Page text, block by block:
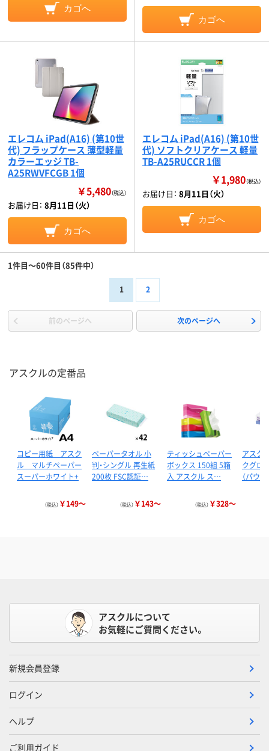
カゴへ
カゴへ
エレコム iPad(A16) (第10世
代) フラップケース 薄型軽量
カラーエッジ TB-
A25RWVFCGB 1個
￥5,480（税込）
お届け日： 8月11日（火）
カゴへ
エレコム iPad(A16) (第10世
代) ソフトクリアケース 軽量
TB-A25RUCCR 1個
￥1,980（税込）
お届け日： 8月11日（火）
カゴへ
1件目～60件目（85件中）
1 2
前のページへ 次のページへ
アスクルの定番品
コピー用紙 アスク
ル マルチペーパー
スーパーホワイト+
（税込） ￥149～
ペーパータオル 小
判・シングル 再生紙
200枚 FSC認証…
（税込） ￥143～
ティッシュペーパー
ボックス 150組 5箱
入 アスクル ス…
（税込） ￥328～
アスク
クグロ
（パウ
アスクルについて
お気軽にご質問ください。
新規会員登録
ログイン
ヘルプ
ご利用ガイド